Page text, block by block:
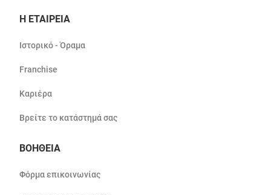
Η ΕΤΑΙΡΕΙΑ
Ιστορικό - Όραμα
Franchise
Καριέρα
Βρείτε το κατάστημά σας
ΒΟΗΘΕΙΑ
Φόρμα επικοινωνίας